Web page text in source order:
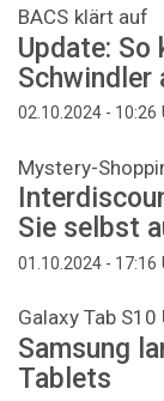
BACS klärt auf
Update:
Schwindler
02.10.2024 - 10:26
Mystery-
Sie selbst
01.10.2024 - 17:16
Galaxy Tab
Samsung
Tablets